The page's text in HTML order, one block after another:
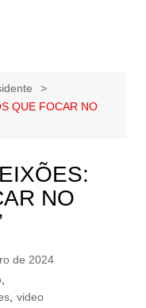
QUE FOCAR NO
NO
de 2024
,
, video